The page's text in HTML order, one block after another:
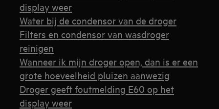
display weer
Water bij de condensor van de droger
Filters en condensor van wasdroger
reinigen
Wanneer ik mijn droger open, dan is er een
grote hoeveelheid pluizen aanwezig
Droger geeft foutmelding E60 op het
display weer